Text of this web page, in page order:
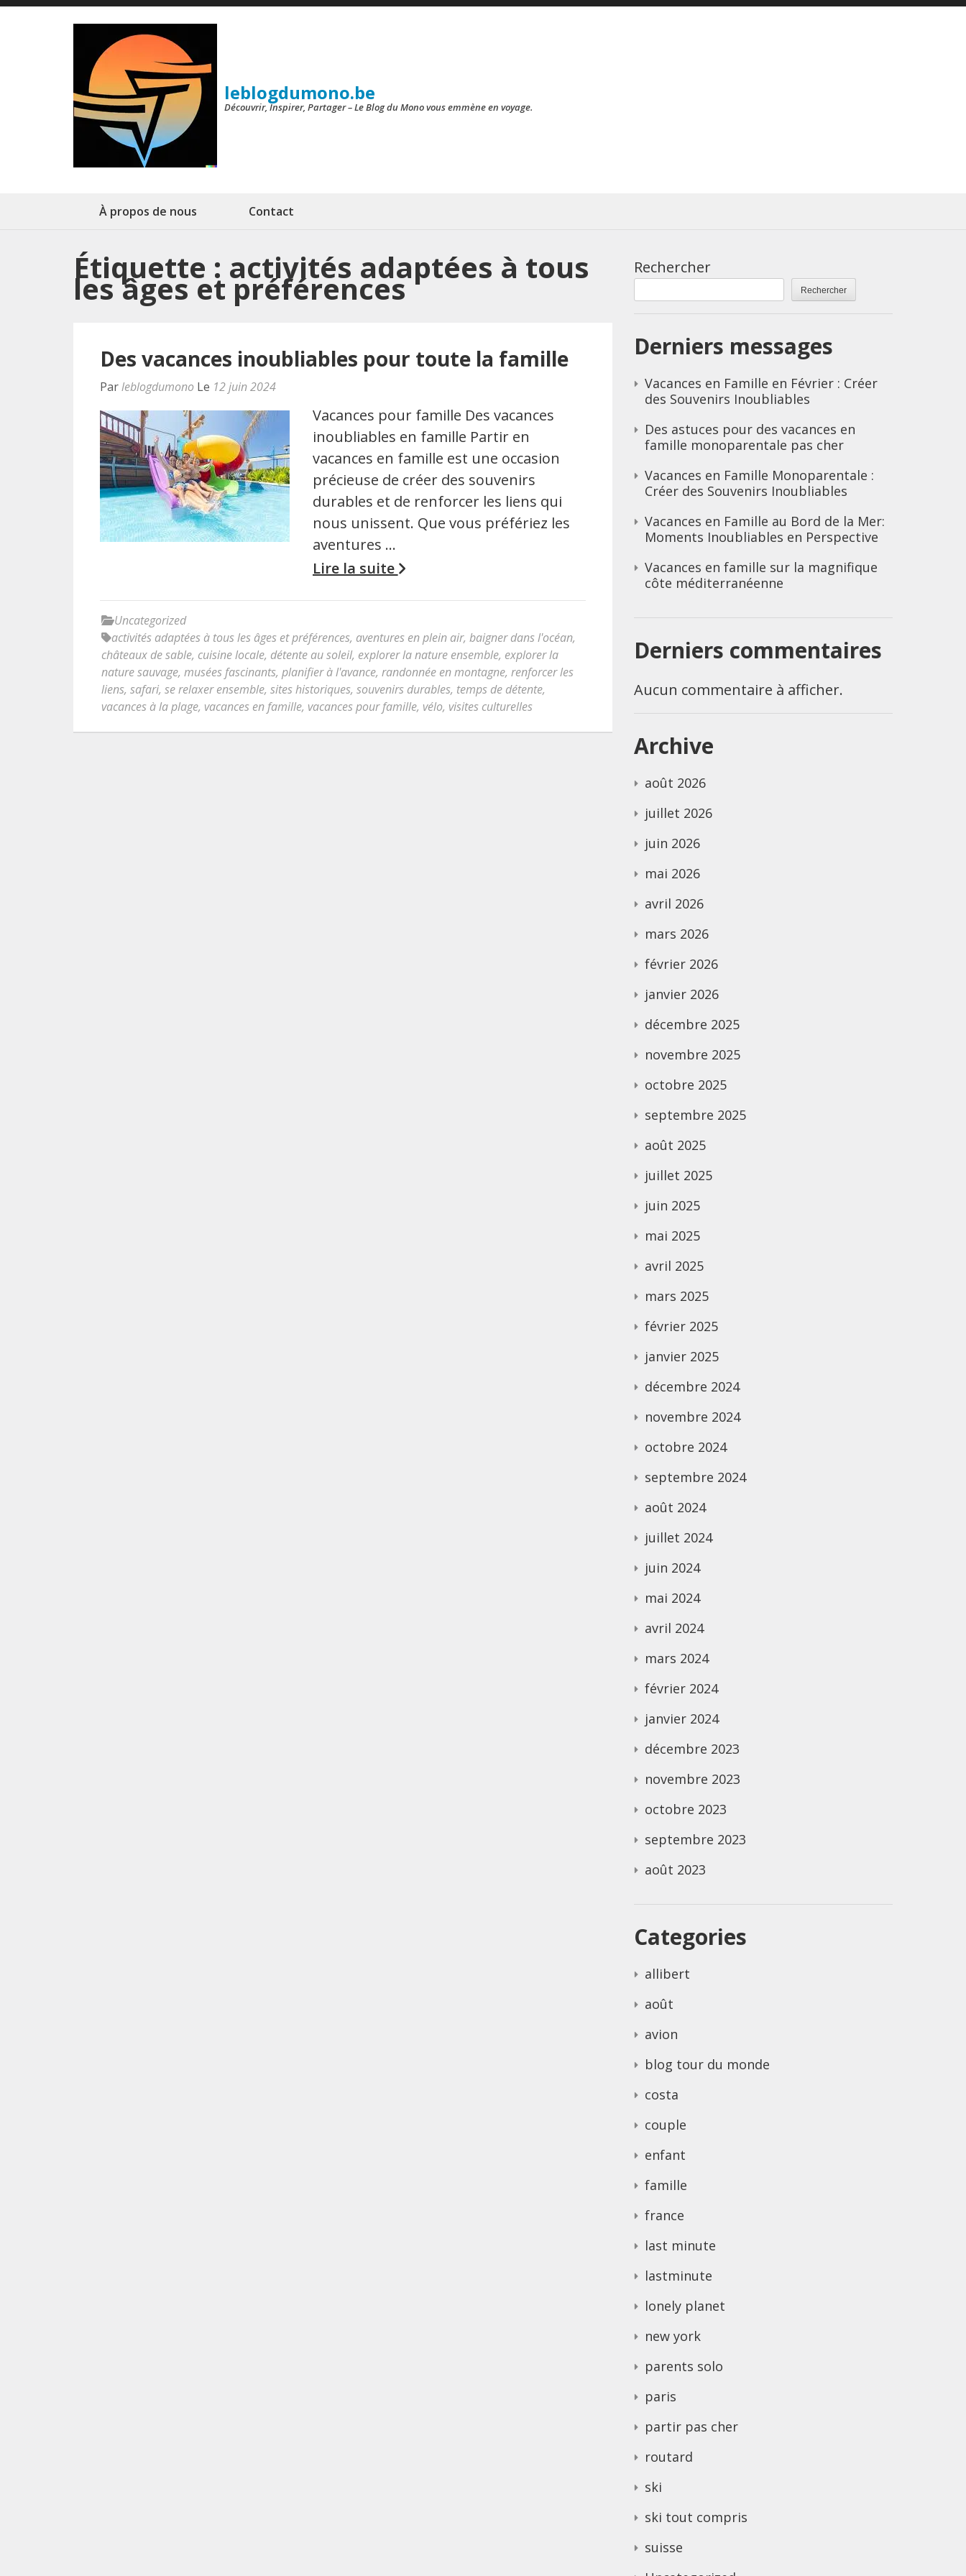
Aller
leblogdumono.be
Découvrir, Inspirer, Partager – Le Blog du Mono vous emmène en voyage.
À propos de nous Contact
Étiquette : activités adaptées à tous
les âges et préférences
Des vacances inoubliables pour toute la famille
Parleblogdumono Le 12 juin 2024
Vacances pour famille Des vacances
inoubliables en famille Partir en
vacances en famille est une occasion
précieuse de créer des souvenirs
durables et de renforcer les liens qui
nous unissent. Que vous préfériez les
aventures …
Lire la suite
Uncategorized
activités adaptées à tous les âges et préférences, aventures en plein air, baigner dans l'océan,
châteaux de sable, cuisine locale, détente au soleil, explorer la nature ensemble, explorer la
nature sauvage, musées fascinants, planifier à l'avance, randonnée en montagne, renforcer les
liens, safari, se relaxer ensemble, sites historiques, souvenirs durables, temps de détente,
vacances à la plage, vacances en famille, vacances pour famille, vélo, visites culturelles
Rechercher
Rechercher
Derniers messages
Vacances en Famille en Février : Créer
des Souvenirs Inoubliables
Des astuces pour des vacances en
famille monoparentale pas cher
Vacances en Famille Monoparentale :
Créer des Souvenirs Inoubliables
Vacances en Famille au Bord de la Mer:
Moments Inoubliables en Perspective
Vacances en famille sur la magnifique
côte méditerranéenne
Derniers commentaires
Aucun commentaire à afficher.
Archive
août 2026
juillet 2026
juin 2026
mai 2026
avril 2026
mars 2026
février 2026
janvier 2026
décembre 2025
novembre 2025
octobre 2025
septembre 2025
août 2025
juillet 2025
juin 2025
mai 2025
avril 2025
mars 2025
février 2025
janvier 2025
décembre 2024
novembre 2024
octobre 2024
septembre 2024
août 2024
juillet 2024
juin 2024
mai 2024
avril 2024
mars 2024
février 2024
janvier 2024
décembre 2023
novembre 2023
octobre 2023
septembre 2023
août 2023
Categories
allibert
août
avion
blog tour du monde
costa
couple
enfant
famille
france
last minute
lastminute
lonely planet
new york
parents solo
paris
partir pas cher
routard
ski
ski tout compris
suisse